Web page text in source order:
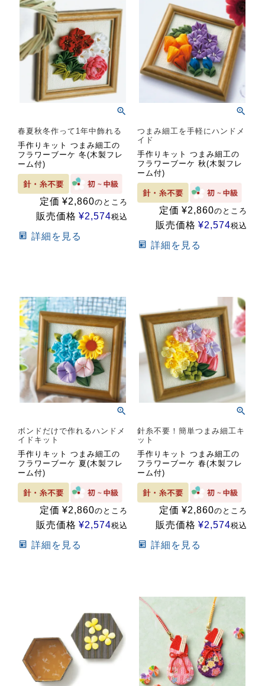
春夏秋冬作って1年中飾れる
手作りキット つまみ細工の
フラワーブーケ 冬(木製フレ
ーム付)
定価 ¥2,860のところ
販売価格 ¥2,574税込
詳細を見る
つまみ細工を手軽にハンドメ
イド
手作りキット つまみ細工の
フラワーブーケ 秋(木製フレ
ーム付)
定価 ¥2,860のところ
販売価格 ¥2,574税込
詳細を見る
ボンドだけで作れるハンドメ
イドキット
手作りキット つまみ細工の
フラワーブーケ 夏(木製フレ
ーム付)
定価 ¥2,860のところ
販売価格 ¥2,574税込
詳細を見る
針糸不要！簡単つまみ細工キ
ット
手作りキット つまみ細工の
フラワーブーケ 春(木製フレ
ーム付)
定価 ¥2,860のところ
販売価格 ¥2,574税込
詳細を見る